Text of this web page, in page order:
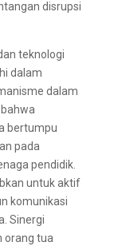
disrupsi
teknologi
dalam
dalam
bertumpu
pada
pendidik.
untuk aktif
komunikasi
Sinergi
orang tua